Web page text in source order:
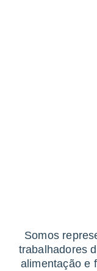
Somos
trabalhadores
alimentação e